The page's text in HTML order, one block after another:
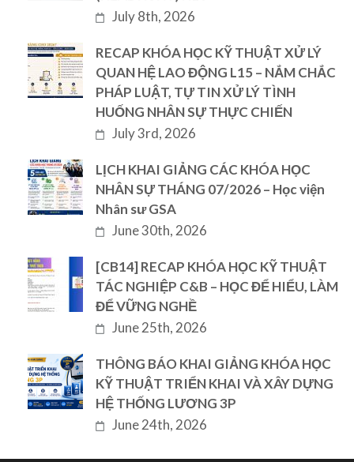
July 8th, 2026
RECAP KHÓA HỌC KỸ THUẬT XỬ LÝ
QUAN HỆ LAO ĐỘNG L15 – NẮM CHẮC
PHÁP LUẬT, TỰ TIN XỬ LÝ TÌNH
HUỐNG NHÂN SỰ THỰC CHIẾN
July 3rd, 2026
LỊCH KHAI GIẢNG CÁC KHÓA HỌC
NHÂN SỰ THÁNG 07/2026 – Học viện
Nhân sư GSA
June 30th, 2026
[CB14] RECAP KHÓA HỌC KỸ THUẬT
TÁC NGHIỆP C&B – HỌC ĐỂ HIỂU, LÀM
ĐỂ VỮNG NGHỀ
June 25th, 2026
THÔNG BÁO KHAI GIẢNG KHÓA HỌC
KỸ THUẬT TRIỂN KHAI VÀ XÂY DỰNG
HỆ THỐNG LƯƠNG 3P
June 24th, 2026